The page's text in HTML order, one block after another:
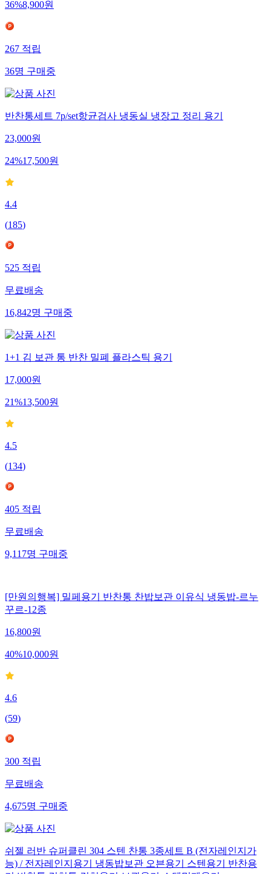
36%8,900원
267적립
36명구매중
반찬통세트 7p/set항균검사 냉동실 냉장고 정리 용기
23,000원
24%17,500원
4.4
(185)
525적립
무료배송
16,842명구매중
1+1 김 보관 통 반찬 밀폐 플라스틱 용기
17,000원
21%13,500원
4.5
(134)
405적립
무료배송
9,117명구매중
[만원의행복] 밀페용기 반찬통 찬밥보관 이유식 냉동밥-르누
꾸르-12종
16,800원
40%10,000원
4.6
(59)
300적립
무료배송
4,675명구매중
쉬젤 러반 슈퍼클린 304 스텐 찬통 3종세트 B (전자레인지가
능) / 전자레인지용기 냉동밥보관 오븐용기 스텐용기 반찬용